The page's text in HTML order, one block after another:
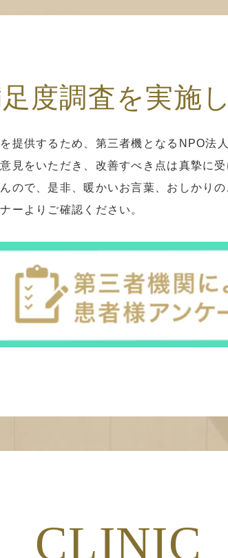
度調査を実施
提供するため、第三者機となるNPO法
見をいただき、改善すべき点は真摯に
ので、是非、暖かいお言葉、おしかり
ーよりご確認ください。
CLINIC